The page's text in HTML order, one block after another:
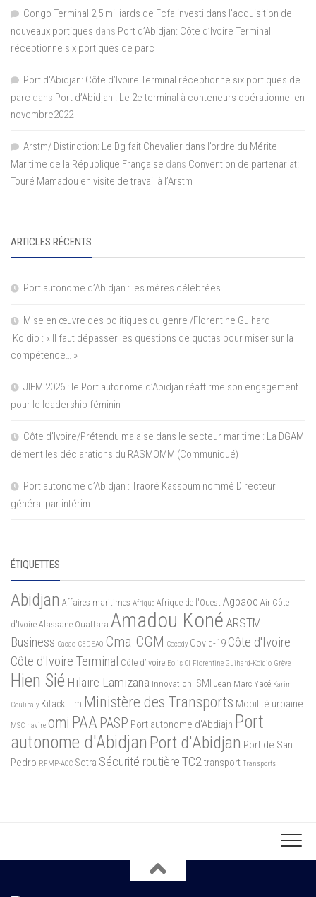
Congo Terminal 2,5 milliards de Fcfa investi dans l’acquisition de
nouveaux portiques dans Port d’Abidjan: Côte d’Ivoire Terminal
réceptionne six portiques de parc
Port d'Abidjan: Côte d’Ivoire Terminal réceptionne six portiques de
parc dans Port d’Abidjan : Le 2e terminal à conteneurs opérationnel en
novembre2022
Arstm/ Distinction: Le Dg fait Chevalier dans l’ordre du Mérite
Maritime de la République Française dans Convention de partenariat:
Touré Mamadou en visite de travail à l’Arstm
ARTICLES RÉCENTS
Port autonome d’Abidjan : les mères célébrées
Mise en œuvre des politiques du genre /Florentine Guihard –
Koidio : « Il faut dépasser les questions de quotas pour miser sur la
compétence… »
JIFM 2026 : le Port autonome d’Abidjan réaffirme son engagement
pour le leadership féminin
Côte d’Ivoire/Prétendu malaise dans le secteur maritime : La DGAM
dément les déclarations du RASMOMM (Communiqué)
Port autonome d’Abidjan : Traoré Kassoum nommé Directeur
général par intérim
ÉTIQUETTES
Abidjan Affaires maritimes Afrique Afrique de l'Ouest Agpaoc Air Côte
d'Ivoire Alassane Ouattara Amadou Koné ARSTM
Business Cacao CEDEAO Cma CGM Cocody Covid-19 Côte d'Ivoire
Côte d'Ivoire Terminal Côte d’Ivoire Eolis CI Florentine Guihard-Koidio Grève
Hien Sié Hilaire Lamizana Innovation ISMI Jean Marc Yacé Karim
Coulibaly Kitack Lim Ministère des Transports Mobilité urbaine
MSC navire omi PAA PASP Port autonome d'Abdiajn Port
autonome d'Abidjan Port d'Abidjan Port de San
Pedro RFMP-AOC Sotra Sécurité routièreTC2transport Transports